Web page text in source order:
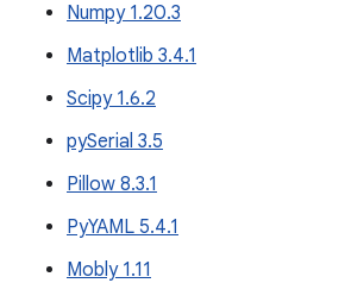
Numpy 1.20.3
Matplotlib 3.4.1
Scipy 1.6.2
pySerial 3.5
Pillow 8.3.1
PyYAML 5.4.1
Mobly 1.11